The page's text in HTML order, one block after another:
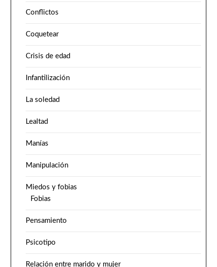
Conflictos
Coquetear
Crisis de edad
Infantilización
La soledad
Lealtad
Manías
Manipulación
Miedos y fobias
Fobias
Pensamiento
Psicotipo
Relación entre marido y mujer